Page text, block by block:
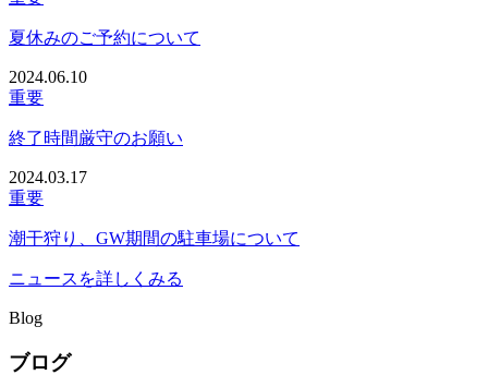
夏休みのご予約について
2024.06.10
重要
終了時間厳守のお願い
2024.03.17
重要
潮干狩り、GW期間の駐車場について
ニュースを詳しくみる
Blog
ブログ